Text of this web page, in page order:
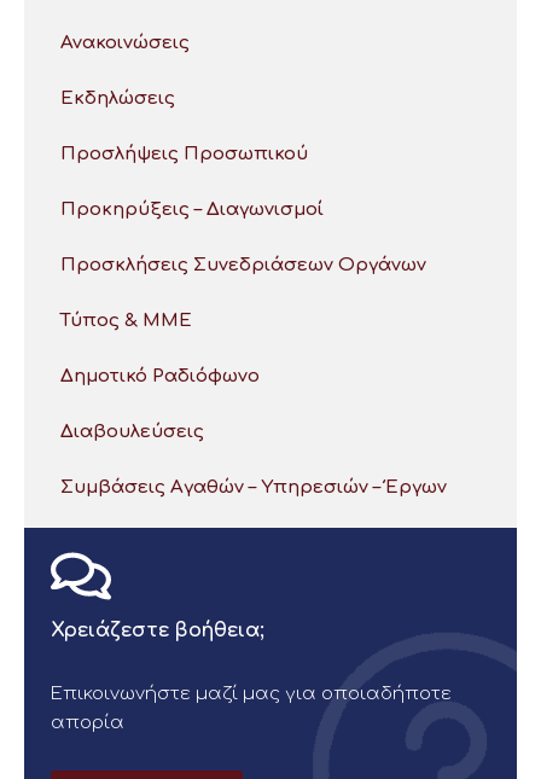
Ανακοινώσεις
Εκδηλώσεις
Προσλήψεις Προσωπικού
Προκηρύξεις – Διαγωνισμοί
Προσκλήσεις Συνεδριάσεων Οργάνων
Τύπος & ΜΜΕ
Δημοτικό Ραδιόφωνο
Διαβουλεύσεις
Συμβάσεις Αγαθών – Υπηρεσιών – Έργων
Χρειάζεστε βοήθεια;
Επικοινωνήστε μαζί μας για οποιαδήποτε
απορία